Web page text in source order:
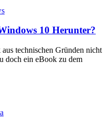
10 Herunter?
technischen Gründen nicht
doch ein eBook zu dem